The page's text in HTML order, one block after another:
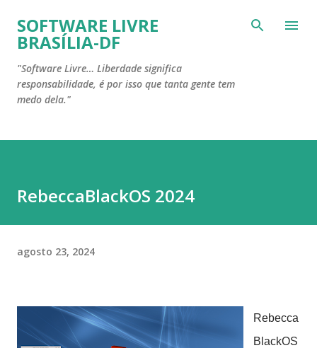
Pular para o conteúdo principal
SOFTWARE LIVRE
BRASÍLIA-DF
"Software Livre… Liberdade significa
responsabilidade, é por isso que tanta gente tem
medo dela."
RebeccaBlackOS 2024
agosto 23, 2024
Rebecca
BlackOS